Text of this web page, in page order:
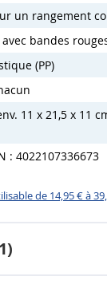
un rangement
bandes
(PP)
11 x 21,5 x 11
: 4022107336673
de 14,95 € à